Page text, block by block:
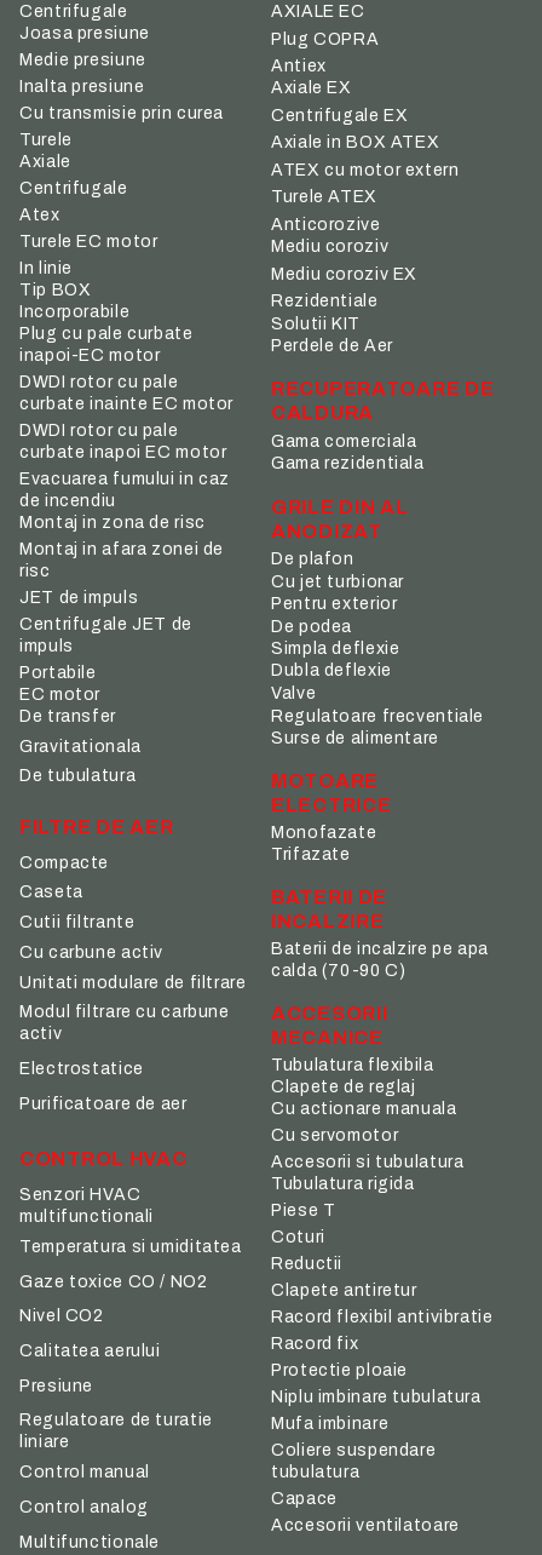
Centrifugale
Joasa presiune
Medie presiune
Inalta presiune
Cu transmisie prin curea
Turele
Axiale
Centrifugale
Atex
Turele EC motor
In linie
Tip BOX
Incorporabile
Plug cu pale curbate
inapoi-EC motor
DWDI rotor cu pale
curbate inainte EC motor
DWDI rotor cu pale
curbate inapoi EC motor
Evacuarea fumului in caz
de incendiu
Montaj in zona de risc
Montaj in afara zonei de
risc
JET de impuls
Centrifugale JET de
impuls
Portabile
EC motor
AXIALE EC
Plug COPRA
Antiex
Axiale EX
Centrifugale EX
Axiale in BOX ATEX
ATEX cu motor extern
Turele ATEX
Anticorozive
Mediu coroziv
Mediu coroziv EX
Rezidentiale
Solutii KIT
Perdele de Aer
RECUPERATOARE DE
CALDURA
Gama comerciala
Gama rezidentiala
GRILE DIN AL
ANODIZAT
De plafon
Cu jet turbionar
Pentru exterior
De podea
Simpla deflexie
Dubla deflexie
Valve
De transfer
Gravitationala
De tubulatura
FILTRE DE AER
Compacte
Caseta
Cutii filtrante
Cu carbune activ
Unitati modulare de filtrare
Modul filtrare cu carbune
activ
Electrostatice
Purificatoare de aer
CONTROL HVAC
Senzori HVAC
multifunctionali
Temperatura si umiditatea
Gaze toxice CO / NO2
Nivel CO2
Calitatea aerului
Presiune
Regulatoare de turatie
liniare
Control manual
Control analog
Multifunctionale
Regulatoare frecventiale
Surse de alimentare
MOTOARE
ELECTRICE
Monofazate
Trifazate
BATERII DE
INCALZIRE
Baterii de incalzire pe apa
calda (70-90 C)
ACCESORII
MECANICE
Tubulatura flexibila
Clapete de reglaj
Cu actionare manuala
Cu servomotor
Accesorii si tubulatura
Tubulatura rigida
Piese T
Coturi
Reductii
Clapete antiretur
Racord flexibil antivibratie
Racord fix
Protectie ploaie
Niplu imbinare tubulatura
Mufa imbinare
Coliere suspendare
tubulatura
Capace
Accesorii ventilatoare